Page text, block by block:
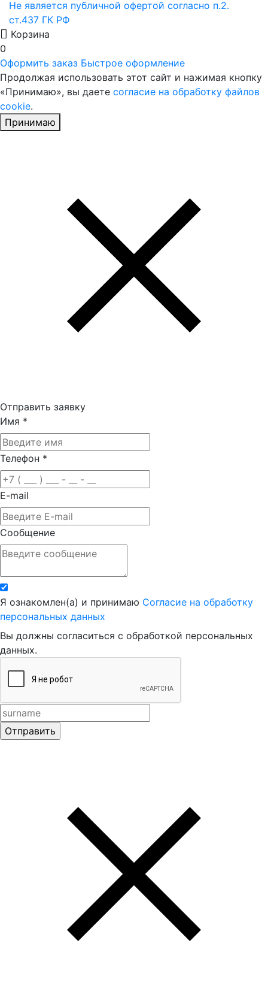
Не является публичной офертой согласно п.2.
ст.437 ГК РФ
Корзина
0
Оформить заказ Быстрое оформление
Продолжая использовать этот сайт и нажимая кнопку
«Принимаю», вы даете согласие на обработку файлов
cookie.
Принимаю
Отправить заявку
Имя *
Телефон *
E-mail
Сообщение
Я ознакомлен(а) и принимаю Согласие на обработку
персональных данных
Вы должны согласиться с обработкой персональных
данных.